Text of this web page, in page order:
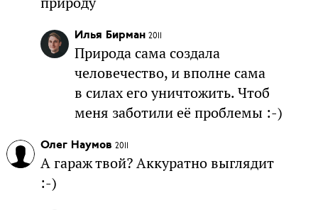
Илья Бирман 2011
Природа сама создала
человечество, и вполне сама
в силах его уничтожить. Чтоб
меня заботили её проблемы :-)
Олег Наумов 2011
А гараж твой? Аккуратно выглядит
:-)